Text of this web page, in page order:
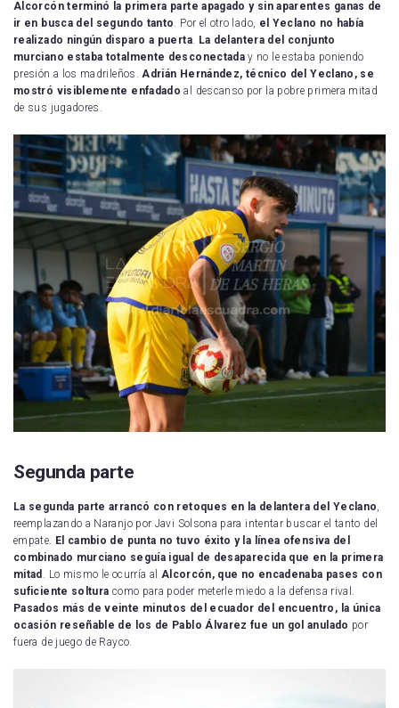
Alcorcón terminó la primera parte apagado y sin aparentes ganas de
ir en busca del segundo tanto
. Por el otro lado, el Yeclano no había
realizado ningún disparo a puerta. La delantera del conjunto
murciano estaba totalmente desconectada y no le estaba poniendo
presión a los madrileños. Adrián Hernández, técnico del Yeclano, se
mostró visiblemente enfadado al descanso por la pobre primera mitad
de sus jugadores.
Segunda parte
La segunda parte arrancó con retoques en la delantera del Yeclano
reemplazando a Naranjo por Javi Solsona para intentar buscar el tanto del
empate. El cambio de punta no tuvo éxito y la línea ofensiva del
combinado murciano seguía igual de desaparecida que en la primera
mitad
. Lo mismo le ocurría al Alcorcón, que no encadenaba pases con
suficiente soltura como para poder meterle miedo a la defensa rival.
Pasados más de veinte minutos del ecuador del encuentro, la única
ocasión reseñable de los de Pablo Álvarez fue un gol anulado por
fuera de juego de Rayco.